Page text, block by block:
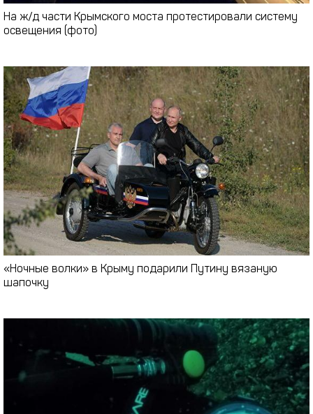
На ж/д части Крымского моста протестировали систему
освещения (фото)
«Ночные волки» в Крыму подарили Путину вязаную
шапочку